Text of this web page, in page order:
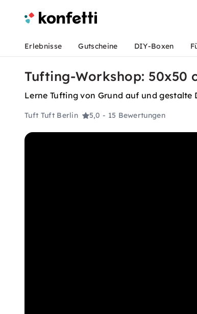
Erlebnisse Gutscheine DIY-Boxen
Tufting-Workshop: 50x50
Lerne Tufting von Grund auf und gestalte
Tuft Tuft Berlin 5,0 - 15 Bewertungen